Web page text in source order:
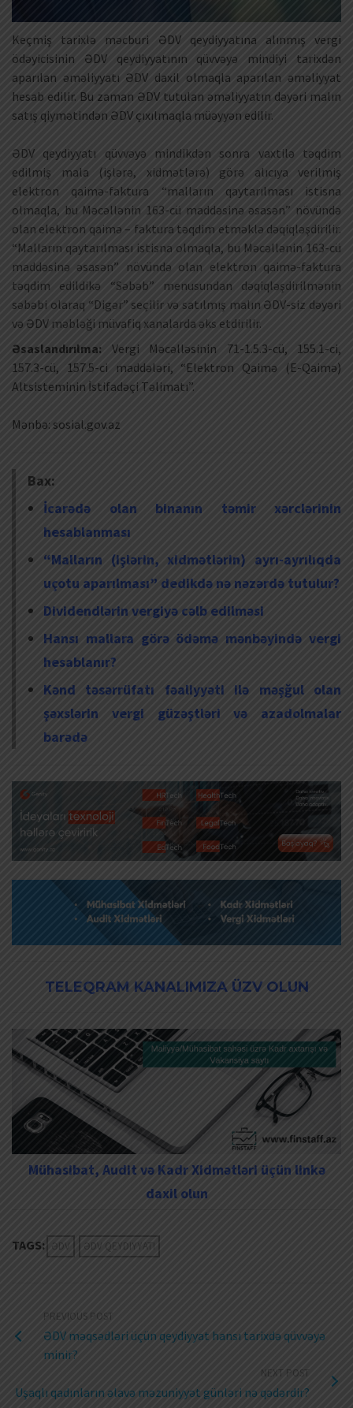
Keçmiş tarixlə məcburi ƏDV qeydiyyatına alınmış vergi
ödəyicisinin ƏDV qeydiyyatının qüvvəyə mindiyi tarixdən
aparılan əməliyyatı ƏDV daxil olmaqla aparılan əməliyyat
hesab edilir. Bu zaman ƏDV tutulan əməliyyatın dəyəri malın
satış qiymətindən ƏDV çıxılmaqla müəyyən edilir.
ƏDV qeydiyyatı qüvvəyə mindikdən sonra vaxtilə təqdim
edilmiş mala (işlərə, xidmətlərə) görə alıcıya verilmiş
elektron qaimə-faktura “malların qaytarılması istisna
olmaqla, bu Məcəllənin 163-cü maddəsinə əsasən” növündə
olan elektron qaimə – faktura təqdim etməklə dəqiqləşdirilir.
“Malların qaytarılması istisna olmaqla, bu Məcəllənin 163-cü
maddəsinə əsasən” növündə olan elektron qaimə-faktura
təqdim edildikə “Səbəb” menusundan dəqiqləşdirilmənin
səbəbi olaraq “Digər” seçilir və satılmış malın ƏDV-siz dəyəri
və ƏDV məbləği müvafiq xanalarda əks etdirilir.
Əsaslandırılma: Vergi Məcəlləsinin 71-1.5.3-cü, 155.1-ci,
157.3-cü, 157.5-ci maddələri, “Elektron Qaimə (E-Qaimə)
Altsisteminin İstifadəçi Təlimatı”.
Mənbə: sosial.gov.az
Bax:
İcarədə olan binanın təmir xərclərinin
hesablanması
“Malların (işlərin, xidmətlərin) ayrı-ayrılıqda
uçotu aparılması” dedikdə nə nəzərdə tutulur?
Dividendlərin vergiyə cəlb edilməsi
Hansı mallara görə ödəmə mənbəyində vergi
hesablanır?
Kənd təsərrüfatı fəaliyyəti ilə məşğul olan
şəxslərin vergi güzəştləri və azadolmalar
barədə
TELEQRAM KANALIMIZA ÜZV OLUN
Mühasibat, Audit və Kadr Xidmətləri üçün linkə
daxil olun
TAGS: ƏDV ƏDV QEYDIYYATI
PREVIOUS POST
ƏDV məqsədləri üçün qeydiyyat hansı tarixdə qüvvəyə
minir?
NEXT POST
Uşaqlı qadınların əlavə məzuniyyət günləri nə qədərdir?